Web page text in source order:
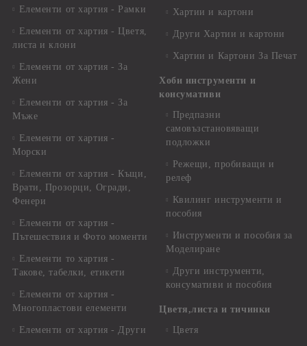
Елементи от хартия - Рамки
Елементи от хартия - Цветя,
листа и клони
Елементи от хартия - За
Жени
Елементи от хартия - За
Мъже
Елементи от хартия -
Морски
Елементи от хартия - Къщи,
Врати, Прозорци, Огради,
Фенери
Елементи от хартия -
Пътешествия и Фото моменти
Елементи то хартия -
Такове, табелки, етикети
Елементи от хартия -
Многопластови елементи
Елементи от хартия - Други
Хартии и картони
Други Хартии и картони
Хартии и Картони За Печат
Хоби инструменти и
консумативи
Предпазни
самовъзстановяващи
подложки
Режещи, пробиващи и
релеф
Квилинг инструменти и
пособия
Инструменти и пособия за
Моделиране
Други инструменти,
консумативи и пособия
Цветя,листа и тичинки
Цветя